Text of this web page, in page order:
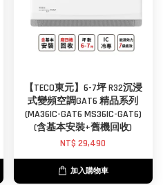
【TECO東元】6-7坪 R32沉浸
式變頻空調GAT6 精品系列
(MA36IC-GAT6 MS36IC-GAT6)
(含基本安裝+舊機回收)
NT$ 29,490
加入購物車